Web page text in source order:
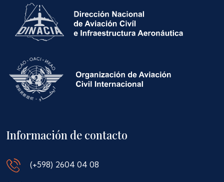
Información de contacto
(+598) 2604 04 08